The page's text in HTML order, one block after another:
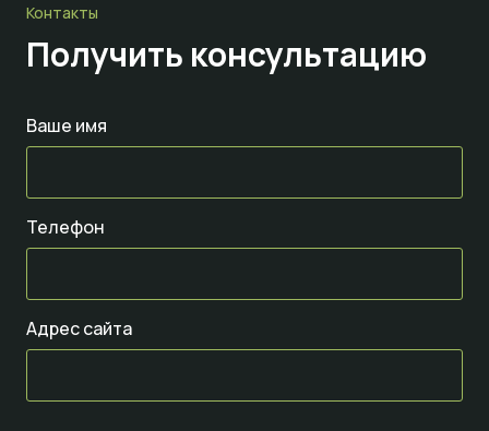
Контакты
Получить консультацию
Ваше имя
Телефон
Адрес сайта